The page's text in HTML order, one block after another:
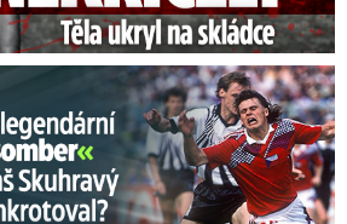
Prasklo, kde dluží miliony!